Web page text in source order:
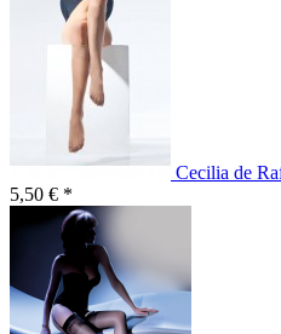
Cecilia de
5,50 € *